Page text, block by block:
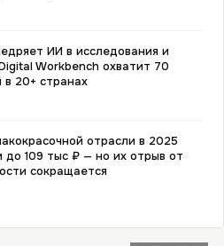
ИИ в исследования и
Workbench охватит 70
20+ странах
отрасли в 2025
до 109 тыс ₽ — но их отрыв от
сокращается